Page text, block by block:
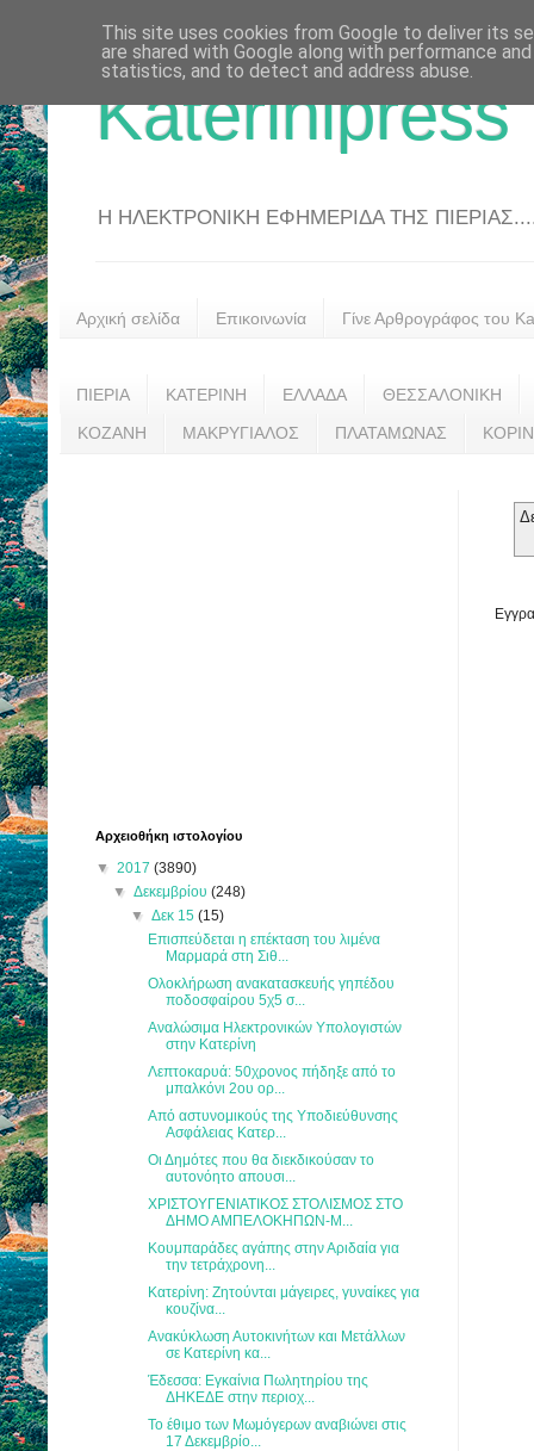
Katerinipress
Η ΗΛΕΚΤΡΟΝΙΚΗ ΕΦΗΜΕΡΙΔΑ ΤΗΣ
Αρχική σελίδα Επικοινωνία Γίνε Αρθρογράφος του
ΠΙΕΡΙΑ ΚΑΤΕΡΙΝΗ ΕΛΛΑΔΑ ΘΕΣΣΑΛΟΝΙΚΗ
ΚΟΖΑΝΗ ΜΑΚΡΥΓΙΑΛΟΣ ΠΛΑΤΑΜΩΝΑΣ
Αρχειοθήκη ιστολογίου
▼ 2017 (3890)
▼Δεκεμβρίου(248)
▼ Δεκ 15 (15)
Επισπεύδεται η επέκταση του λιμένα
Μαρμαρά στη Σιθ...
Ολοκλήρωση ανακατασκευής γηπέδου
ποδοσφαίρου 5χ5 σ...
Αναλώσιμα Ηλεκτρονικών Υπολογιστών
στην Κατερίνη
Λεπτοκαρυά: 50χρονος πήδηξε από το
μπαλκόνι 2ου ορ...
Από αστυνομικούς της Υποδιεύθυνσης
Ασφάλειας Κατερ...
Οι Δημότες που θα διεκδικούσαν το
αυτονόητο απουσι...
ΧΡΙΣΤΟΥΓΕΝΙΑΤΙΚΟΣ ΣΤΟΛΙΣΜΟΣ ΣΤΟ
ΔΗΜΟ ΑΜΠΕΛΟΚΗΠΩΝ-Μ...
Κουμπαράδες αγάπης στην Αριδαία για
την τετράχρονη...
Κατερίνη: Ζητούνται μάγειρες, γυναίκες για
κουζίνα...
Ανακύκλωση Αυτοκινήτων και Μετάλλων
σε Κατερίνη κα...
Έδεσσα: Εγκαίνια Πωλητηρίου της
ΔΗΚΕΔΕ στην περιοχ...
Το έθιμο των Μωμόγερων αναβιώνει στις
17 Δεκεμβρίο...
This site uses cookies from Google to deliver its
are shared with Google along with performance
statistics, and to detect and address abuse.